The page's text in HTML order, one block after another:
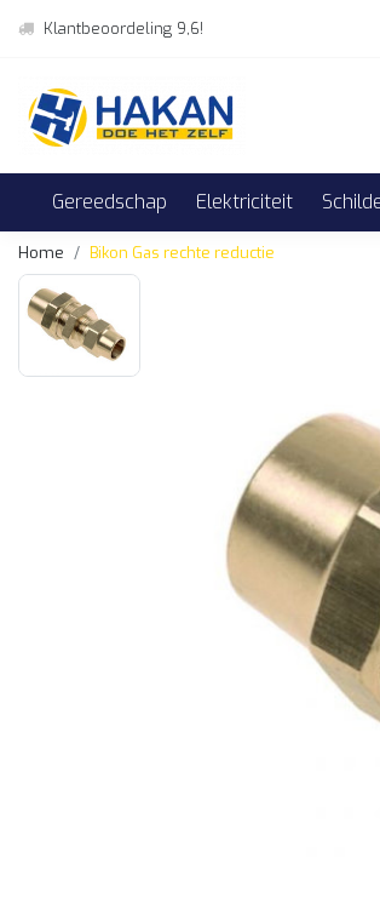
Klantbeoordeling 9,6!
Gereedschap Elektriciteit
Home Bikon Gas rechte reductie